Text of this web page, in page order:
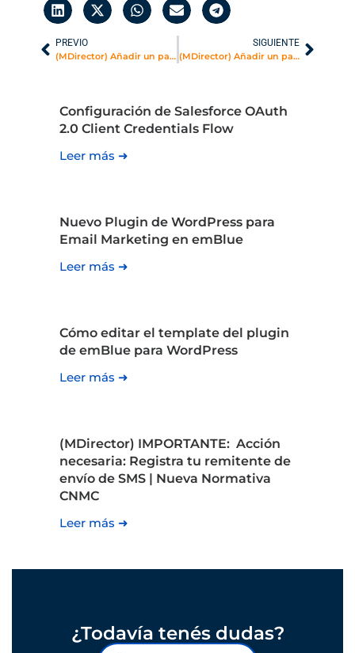
PREVIO
(MDirector) Añadir un paso a un escenario de Marketing Automation: esperar un periodo de tiempo determinado
SIGUIENTE
(MDirector) Añadir un paso a un escenario de Marketing Automation: poner condiciones que dividan en varias ramas
Configuración de Salesforce OAuth
2.0 Client Credentials Flow
Leer más ➜
Nuevo Plugin de WordPress para
Email Marketing en emBlue
Leer más ➜
Cómo editar el template del plugin
de emBlue para WordPress
Leer más ➜
(MDirector) IMPORTANTE: Acción
necesaria: Registra tu remitente de
envío de SMS | Nueva Normativa
CNMC
Leer más ➜
¿Todavía tenés dudas?